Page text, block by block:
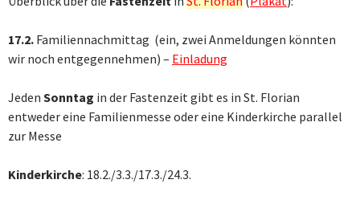
17.2. Familiennachmittag (ein, zwei Anmeldungen könnten
wir noch entgegennehmen) – Einladung
Jeden Sonntag in der Fastenzeit gibt es in St. Florian
entweder eine Familienmesse oder eine Kinderkirche parallel
zur Messe
Kinderkirche: 18.2./3.3./17.3./24.3.